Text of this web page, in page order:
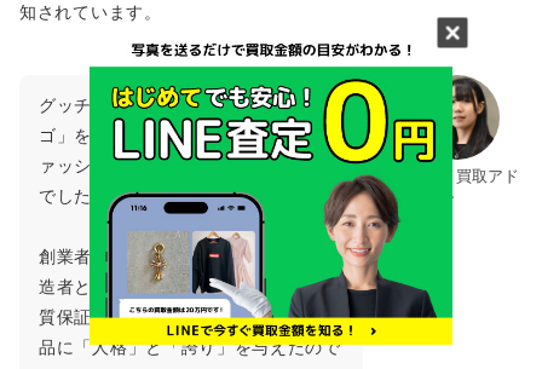
知されています。
ブランド買取アド
バイザー
グッチが世界で初めて「ブランドロ
ゴ」を製品に刻んだという歴史は、フ
ァッション史においても大きな転換点
でした。
創業者グッチオ・グッチは、単なる製
造者としてではなく、自らの名前を品
質保証の象徴として掲げることで、製
品に「人格」と「誇り」を与えたので